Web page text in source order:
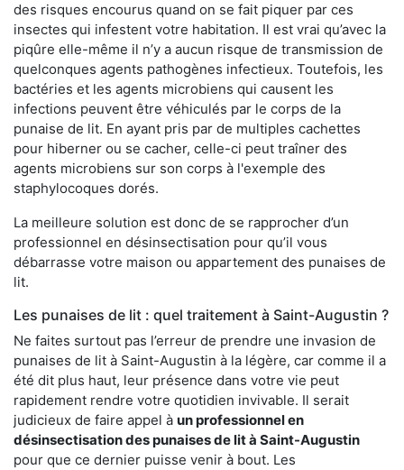
des risques encourus quand on se fait piquer par ces
insectes qui infestent votre habitation. Il est vrai qu’avec la
piqûre elle-même il n’y a aucun risque de transmission de
quelconques agents pathogènes infectieux. Toutefois, les
bactéries et les agents microbiens qui causent les
infections peuvent être véhiculés par le corps de la
punaise de lit. En ayant pris par de multiples cachettes
pour hiberner ou se cacher, celle-ci peut traîner des
agents microbiens sur son corps à l'exemple des
staphylocoques dorés.
La meilleure solution est donc de se rapprocher d’un
professionnel en désinsectisation pour qu’il vous
débarrasse votre maison ou appartement des punaises de
lit.
Les punaises de lit : quel traitement à Saint-Augustin ?
Ne faites surtout pas l’erreur de prendre une invasion de
punaises de lit à Saint-Augustin à la légère, car comme il a
été dit plus haut, leur présence dans votre vie peut
rapidement rendre votre quotidien invivable. Il serait
judicieux de faire appel à un professionnel en
désinsectisation des punaises de lit à Saint-Augustin
pour que ce dernier puisse venir à bout. Les